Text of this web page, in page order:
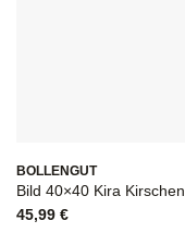
BOLLENGUT
Bild 40×40 Kira Kirschen
45,99 €